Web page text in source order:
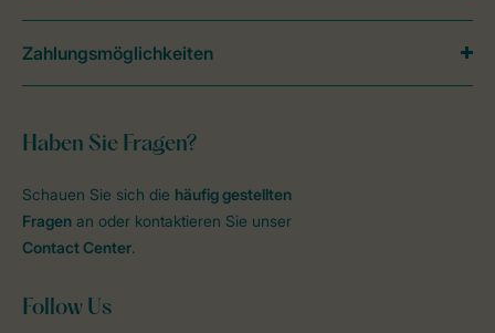
Haben Sie Fragen?
Schauen Sie sich die häufig gestellten
Fragen an oder kontaktieren Sie unser
Contact Center.
Follow Us
Zahlungsmöglichkeiten